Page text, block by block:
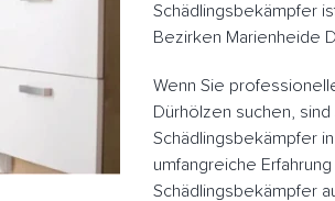
Schädlingsbekämpfer
Bezirken Marienheide
Wenn Sie
Dürhölzen suchen,
Schädlingsbekämpfer
umfangreiche
Schädlingsbekämpfer